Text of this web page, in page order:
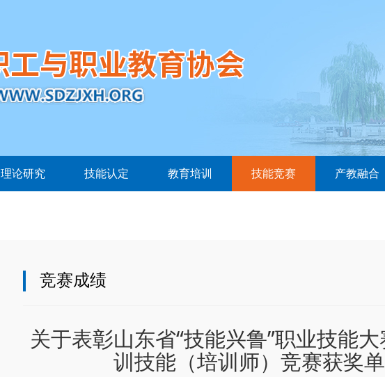
理论研究 技能认定 教育培训 技能竞赛 产教融合
竞赛成绩
关于表彰山东省“技能兴鲁”职业技能
训技能（培训师）竞赛获奖